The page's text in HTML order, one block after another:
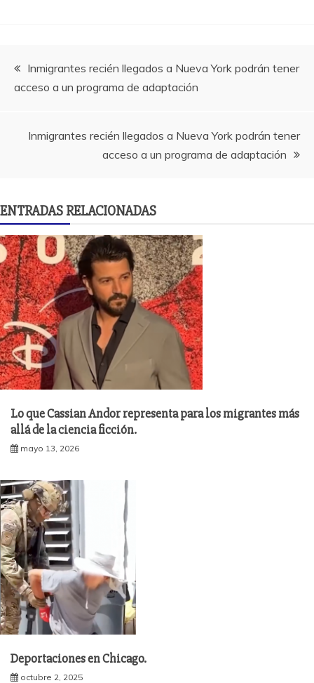
Navegación
de
entradas
Inmigrantes recién llegados a Nueva York podrán tener
acceso a un programa de adaptación
Inmigrantes recién llegados a Nueva York podrán tener
acceso a un programa de adaptación
ENTRADAS RELACIONADAS
Lo que Cassian Andor representa para los migrantes más
allá de la ciencia ficción.
mayo 13, 2026
Deportaciones en Chicago.
octubre 2, 2025